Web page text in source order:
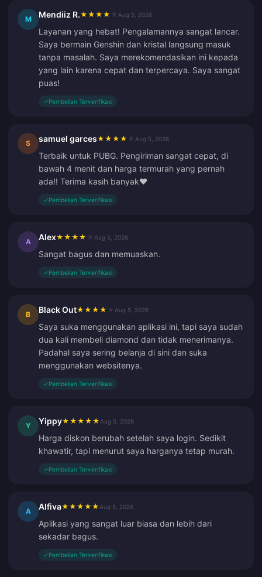
M Mendiiz R.★ ★ ★ ★ Aug 5, 2026
Layanan yang hebat! Pengalamannya sangat lancar.
Saya bermain Genshin dan kristal langsung masuk
tanpa masalah. Saya merekomendasikan ini kepada
yang lain karena cepat dan terpercaya. Saya sangat
puas!
✓Pembelian Terverifikasi
S samuel garces★ ★ ★ ★ Aug 5, 2026
Terbaik untuk PUBG. Pengiriman sangat cepat, di
bawah 4 menit dan harga termurah yang pernah
ada!! Terima kasih banyak❤️
✓Pembelian Terverifikasi
A Alex★ ★ ★ ★ Aug 5, 2026
Sangat bagus dan memuaskan.
✓Pembelian Terverifikasi
B Black Out★ ★ ★ ★ Aug 5, 2026
Saya suka menggunakan aplikasi ini, tapi saya sudah
dua kali membeli diamond dan tidak menerimanya.
Padahal saya sering belanja di sini dan suka
menggunakan websitenya.
✓Pembelian Terverifikasi
Y Yippy★ ★ ★ ★ ★ Aug 5, 2026
Harga diskon berubah setelah saya login. Sedikit
khawatir, tapi menurut saya harganya tetap murah.
✓Pembelian Terverifikasi
A Alfiva★ ★ ★ ★ ★ Aug 5, 2026
Aplikasi yang sangat luar biasa dan lebih dari
sekadar bagus.
✓Pembelian Terverifikasi